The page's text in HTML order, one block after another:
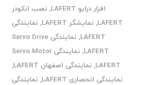
افزار درایو LAFERT
, نصب انکودر
LAFERT
, نمایشگر LAFERT , نمایندگی
LAFERT
,
نمایندگی Servo Drive
LAFERT
,
نمایندگی Servo Motor
LAFERT
, نمایندگی اصفهان LAFERT
,
نمایندگی انحصاری LAFERT
, نمایندگی